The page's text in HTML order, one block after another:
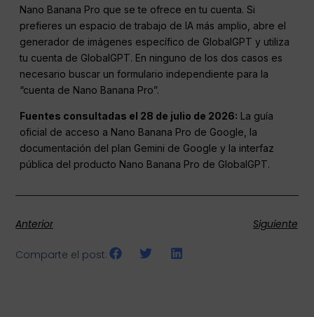
Nano Banana Pro que se te ofrece en tu cuenta. Si
prefieres un espacio de trabajo de IA más amplio, abre el
generador de imágenes específico de GlobalGPT y utiliza
tu cuenta de GlobalGPT. En ninguno de los dos casos es
necesario buscar un formulario independiente para la
“cuenta de Nano Banana Pro”.
Fuentes consultadas el 28 de julio de 2026: La guía
oficial de acceso a Nano Banana Pro de Google, la
documentación del plan Gemini de Google y la interfaz
pública del producto Nano Banana Pro de GlobalGPT.
Anterior Siguiente
Comparte el post: